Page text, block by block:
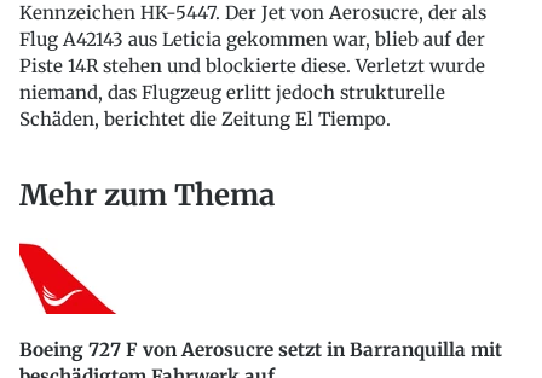
Kennzeichen HK-5447. Der Jet von Aerosucre, der als
Flug A42143 aus Leticia gekommen war, blieb auf der
Piste 14R stehen und blockierte diese. Verletzt wurde
niemand, das Flugzeug erlitt jedoch strukturelle
Schäden, berichtet die Zeitung El Tiempo.
Mehr zum Thema
Boeing 727 F von Aerosucre setzt in Barranquilla mit